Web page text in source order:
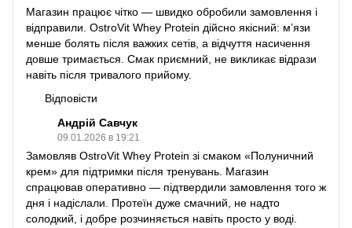
Магазин працює чітко — швидко обробили замовлення і
відправили. OstroVit Whey Protein дійсно якісний: м’язи
менше болять після важких сетів, а відчуття насичення
довше тримається. Смак приємний, не викликає відрази
навіть після тривалого прийому.
Відповісти
Андрій Савчук
09.01.2026 в 19:21
Замовляв OstroVit Whey Protein зі смаком «Полуничний
крем» для підтримки після тренувань. Магазин
спрацював оперативно — підтвердили замовлення того ж
дня і надіслали. Протеїн дуже смачний, не надто
солодкий, і добре розчиняється навіть просто у воді.